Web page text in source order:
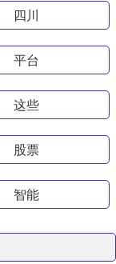
四川
平台
这些
股票
智能